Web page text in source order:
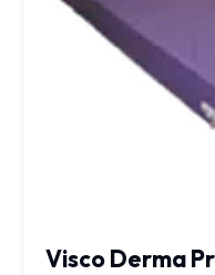
Visco Derma